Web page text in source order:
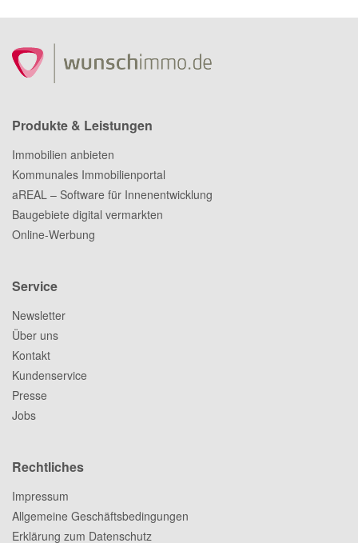
Produkte & Leistungen
Immobilien anbieten
Kommunales Immobilienportal
aREAL – Software für Innenentwicklung
Baugebiete digital vermarkten
Online-Werbung
Service
Newsletter
Über uns
Kontakt
Kundenservice
Presse
Jobs
Rechtliches
Impressum
Allgemeine Geschäftsbedingungen
Erklärung zum Datenschutz